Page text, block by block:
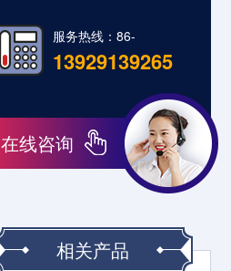
服务热线：86-
13929139265
在线咨询
相关产品